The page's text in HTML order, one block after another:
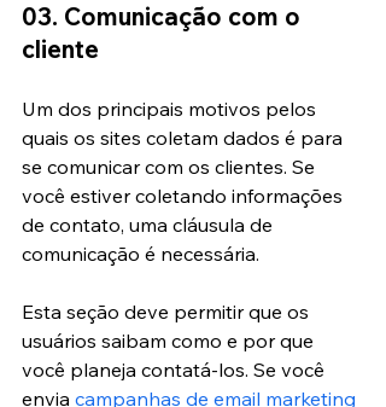
03. Comunicação com o
cliente
Um dos principais motivos pelos
quais os sites coletam dados é para
se comunicar com os clientes. Se
você estiver coletando informações
de contato, uma cláusula de
comunicação é necessária.
Esta seção deve permitir que os
usuários saibam como e por que
você planeja contatá-los. Se você
envia campanhas de email marketing